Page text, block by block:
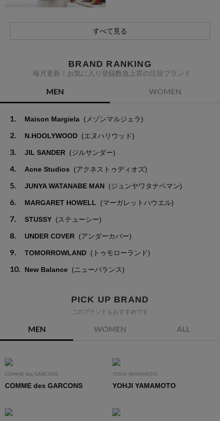
すべて見る
BRAND RANKING
毎月更新！お気に入り登録数急上昇の注目ブランド
MEN WOMEN
1. Maison Margiela (メゾンマルジェラ)
2. N.HOOLYWOOD (エヌハリウッド)
3. JIL SANDER (ジルサンダー)
4. Acne Studios (アクネストゥディオズ)
5. JUNYA WATANABE MAN (ジュンヤワタナベマン)
6. MARGARET HOWELL (マーガレットハウエル)
7. STUSSY (ステューシー)
8. UNDER COVER (アンダーカバー)
9. TOMORROWLAND (トゥモローランド)
10. New Balance (ニューバランス)
PICK UP BRAND
このブランドもおすすめです
MEN WOMEN ALL
COMME des GARCONS
COMME des GARCONS
YOHJI YAMAMOTO
YOHJI YAMAMOTO